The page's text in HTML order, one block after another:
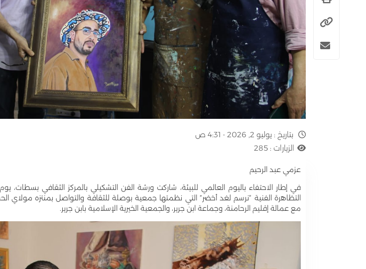
بتاريخ : يوليو 2, 2026 - 4:31 ص
الزيارات : 285
عزمي عبد الرحيم
التظاهرة الفنية “نرسم لغد أخضر” التي نظمتها جمعية بوصلة للثقافة والتواصل بمنتزه مولاي
مع عمالة إقليم الرحامنة، وجماعة ابن جرير، والجمعية الخيرية الإسلامية بابن جرير.